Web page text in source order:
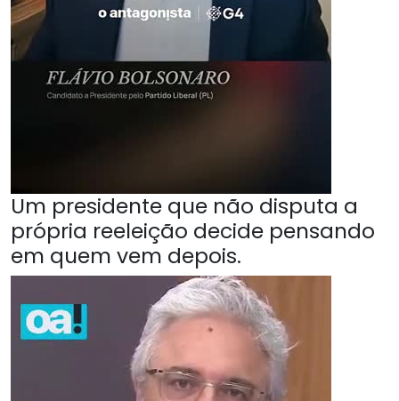
Um presidente que não disputa a
própria reeleição decide pensando
em quem vem depois.